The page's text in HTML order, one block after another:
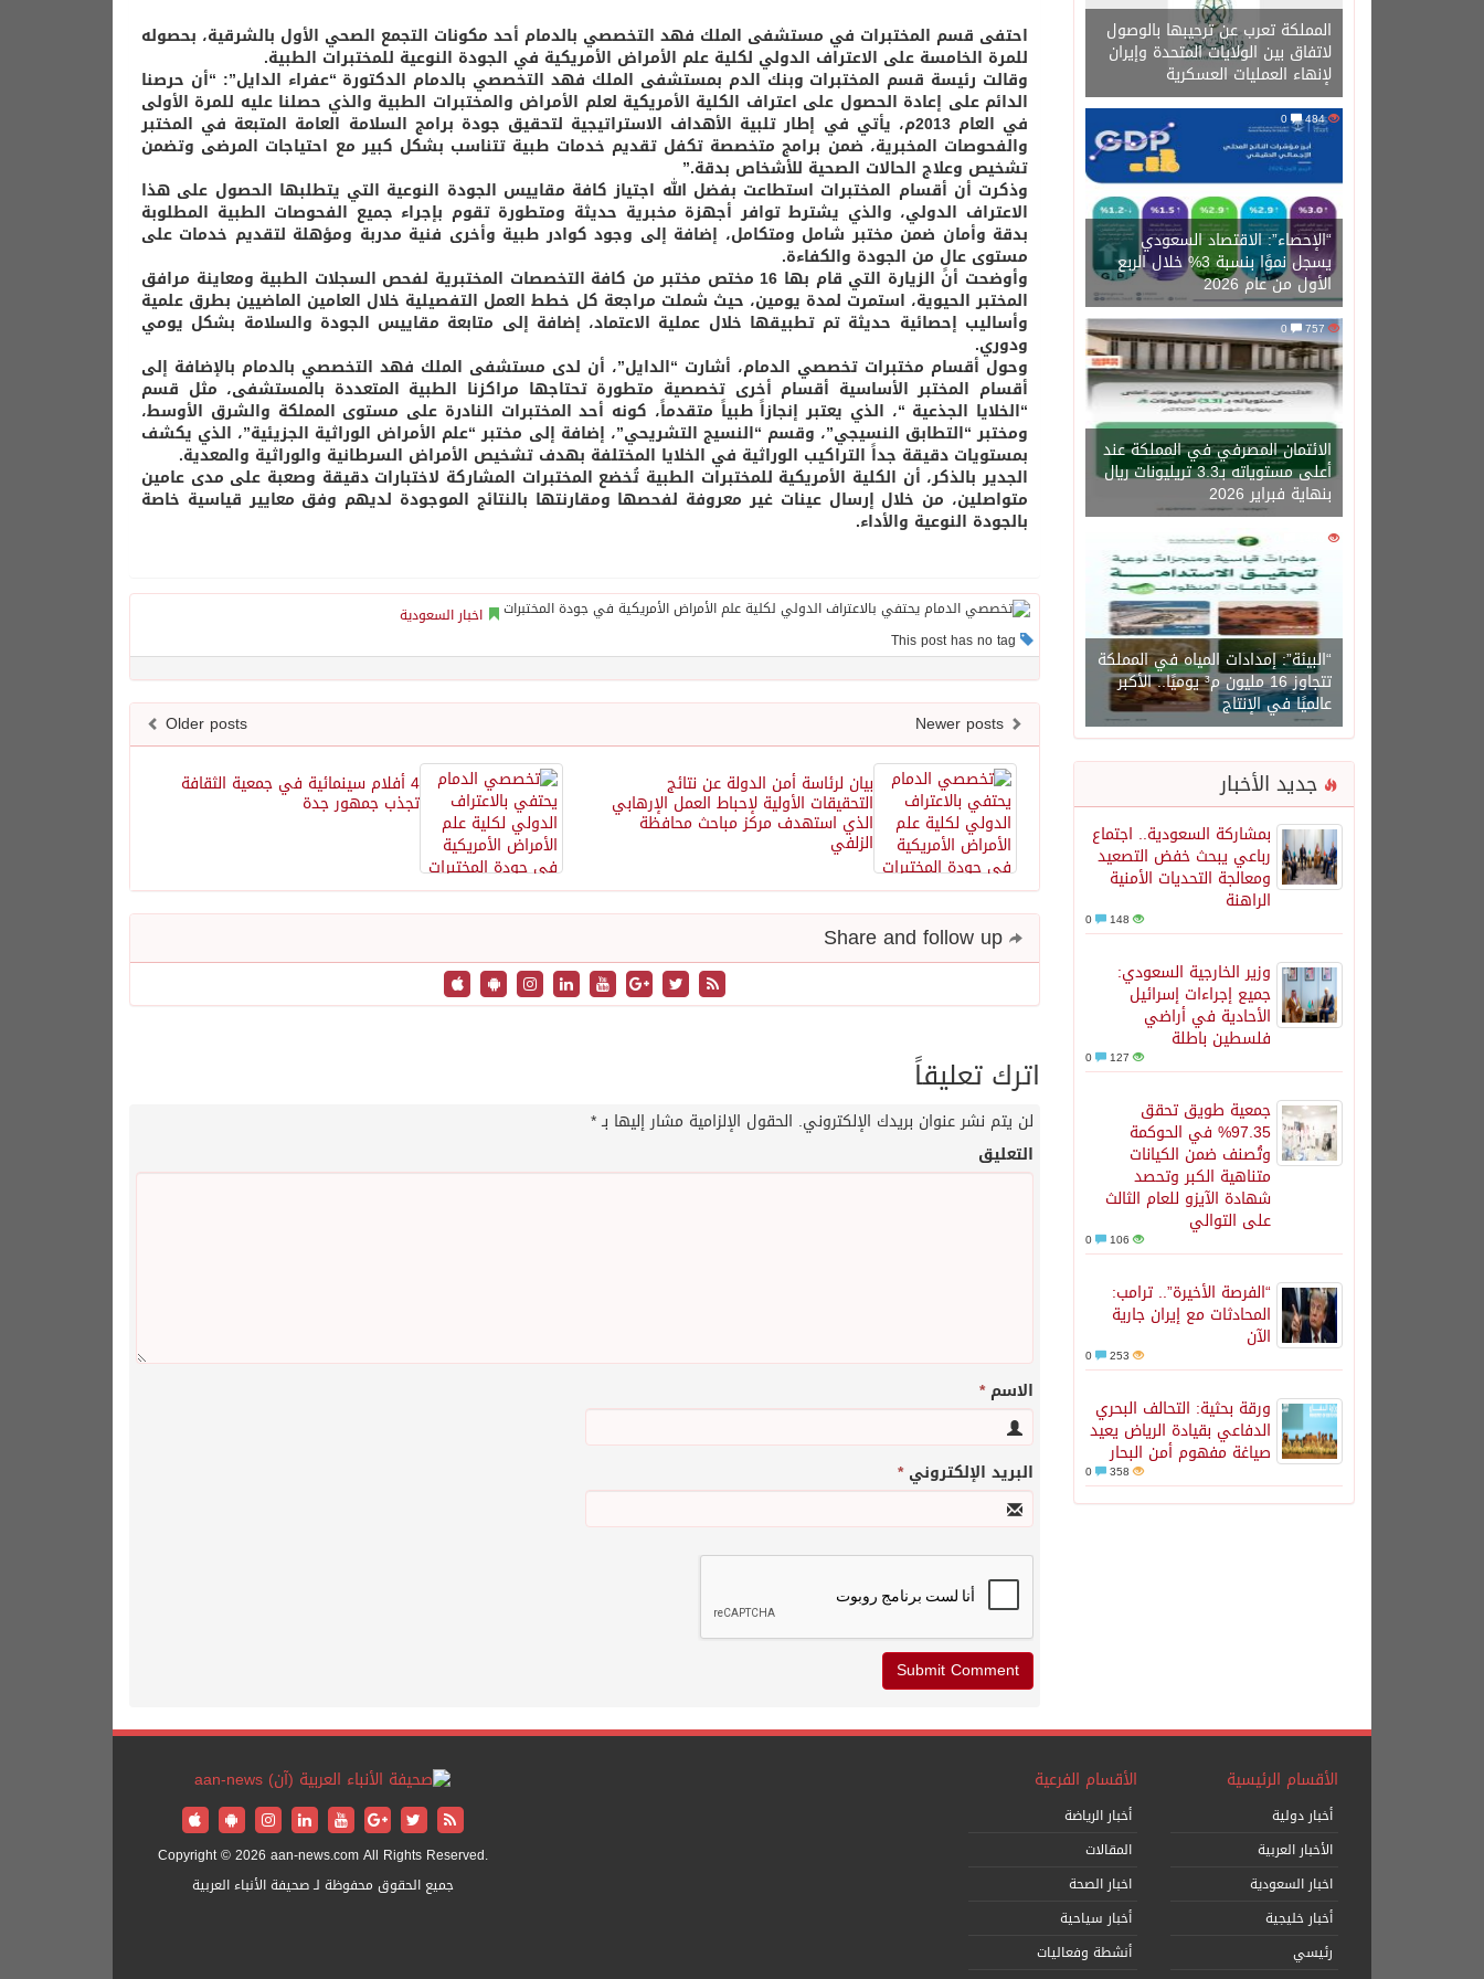
المملكة تعرب عن ترحيبها بالوصول
لاتفاق بين الولايات المتحدة وإيران
لإنهاء العمليات العسكرية
484
“الإحصاء”: الاقتصاد السعودي
يسجل نموًا بنسبة 3% خلال الربع
الأول من عام 2026
757
0
الائتمان المصرفي في المملكة عند
أعلى مستوياته بـ3.3 تريليونات ريال
بنهاية فبراير 2026
1450
“البيئة”: إمدادات المياه في المملكة
تتجاوز 16 مليون م³ يوميًا.. الأكبر
عالميًا في الإنتاج
جديد الأخبار
بمشاركة السعودية.. اجتماع
رباعي يبحث خفض التصعيد
ومعالجة التحديات الأمنية
الراهنة
148
وزير الخارجية السعودي:
جميع إجراءات إسرائيل
الأحادية في أراضي
فلسطين باطلة
127
جمعية طويق تحقق
97.35% في الحوكمة
وتُصنف ضمن الكيانات
متناهية الكبر وتحصد
شهادة الآيزو للعام الثالث
على التوالي
106
“الفرصة الأخيرة”.. ترامب:
المحادثات مع إيران جارية
الآن
253
ورقة بحثية: التحالف البحري
الدفاعي بقيادة الرياض يعيد
صياغة مفهوم أمن البحار
358
احتفى قسم المختبرات في مستشفى الملك فهد التخصصي بالدمام أحد مكونات التجمع الصحي الأول بالشرقية، بحصوله
للمرة الخامسة على الاعتراف الدولي لكلية علم الأمراض الأمريكية في الجودة النوعية للمختبرات الطبية.
وقالت رئيسة قسم المختبرات وبنك الدم بمستشفى الملك فهد التخصصي بالدمام الدكتورة “عفراء الدايل”: “أن حرصنا
الدائم على إعادة الحصول على اعتراف الكلية الأمريكية لعلم الأمراض والمختبرات الطبية والذي حصلنا عليه للمرة الأولى
في العام 2013م، يأتي في إطار تلبية الأهداف الاستراتيجية لتحقيق جودة برامج السلامة العامة المتبعة في المختبر
والفحوصات المخبرية، ضمن برامج متخصصة تكفل تقديم خدمات طبية تتناسب بشكل كبير مع احتياجات المرضى وتضمن
تشخيص وعلاج الحالات الصحية للأشخاص بدقة.”
وذكرت أن أقسام المختبرات استطاعت بفضل الله اجتياز كافة مقاييس الجودة النوعية التي يتطلبها الحصول على هذا
الاعتراف الدولي، والذي يشترط توافر أجهزة مخبرية حديثة ومتطورة تقوم بإجراء جميع الفحوصات الطبية المطلوبة
بدقة وأمان ضمن مختبر شامل ومتكامل، إضافة إلى وجود كوادر طبية وأخرى فنية مدربة ومؤهلة لتقديم خدمات على
مستوى عالٍ من الجودة والكفاءة.
وأوضحت أن الزيارة التي قام بها 16 مختص مختبر من كافة التخصصات المختبرية لفحص السجلات الطبية ومعاينة مرافق
المختبر الحيوية، استمرت لمدة يومين، حيث شملت مراجعة كل خطط العمل التفصيلية خلال العامين الماضيين بطرق علمية
وأساليب إحصائية حديثة تم تطبيقها خلال عملية الاعتماد، إضافة إلى متابعة مقاييس الجودة والسلامة بشكل يومي
ودوري.
وحول أقسام مختبرات تخصصي الدمام، أشارت “الدايل”، أن لدى مستشفى الملك فهد التخصصي بالدمام بالإضافة إلى
أقسام المختبر الأساسية أقسام أخرى تخصصية متطورة تحتاجها مراكزنا الطبية المتعددة بالمستشفى، مثل قسم
“الخلايا الجذعية “، الذي يعتبر إنجازاً طبياً متقدماً، كونه أحد المختبرات النادرة على مستوى المملكة والشرق الأوسط،
ومختبر “التطابق النسيجي”، وقسم “النسيج التشريحي”، إضافة إلى مختبر “علم الأمراض الوراثية الجزيئية”، الذي يكشف
بمستويات دقيقة جداً التراكيب الوراثية في الخلايا المختلفة بهدف تشخيص الأمراض السرطانية والوراثية والمعدية.
الجدير بالذكر، أن الكلية الأمريكية للمختبرات الطبية تُخضع المختبرات المشاركة لاختبارات دقيقة وصعبة على مدى عامين
متواصلين، من خلال إرسال عينات غير معروفة لفحصها ومقارنتها بالنتائج الموجودة لديهم وفق معايير قياسية خاصة
بالجودة النوعية والأداء.
اخبار السعودية
Older posts
4 أفلام سينمائية في جمعية الثقافة
تجذب جمهور جدة
بيان لرئاسة أمن الدولة عن نتائج
التحقيقات الأولية لإحباط العمل الإرهابي
الذي استهدف مركز مباحث محافظة
الزلفي
اترك تعليقاً
لن يتم نشر عنوان بريدك الإلكتروني. الحقول الإلزامية مشار إليها بـ*
التعليق
الاسم*
البريد الإلكتروني*
الأقسام الرئيسية
أخبار دولية
الأخبار العربية
اخبار السعودية
أخبار خليجية
رئيسي
الأقسام الفرعية
أخبار الرياضة
المقالات
اخبار الصحة
أخبار سياحية
أنشطة وفعاليات
Copyright © 2026 aan-news.com All Rights Reserved.
جميع الحقوق محفوظة لـ صحيفة الأنباء العربية